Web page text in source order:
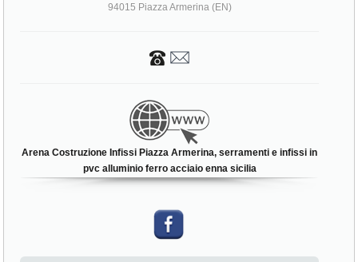
94015 Piazza Armerina (EN)
Arena Costruzione Infissi Piazza Armerina, serramenti e infissi in
pvc alluminio ferro acciaio enna sicilia